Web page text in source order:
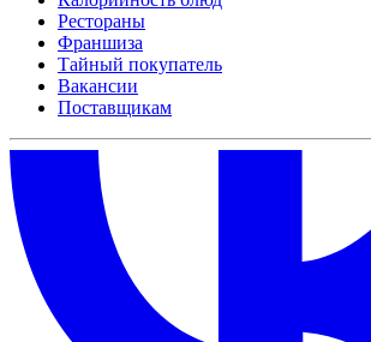
Рестораны
Франшиза
Тайный покупатель
Вакансии
Поставщикам